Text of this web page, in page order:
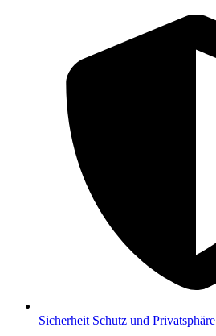
Sicherheit Schutz und Privatsphäre